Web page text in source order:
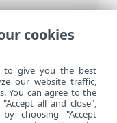
Safe Server
Server>
Safe Server
cookies
to give you the best
our website traffic,
You can agree to the
all and close",
choosing "Accept